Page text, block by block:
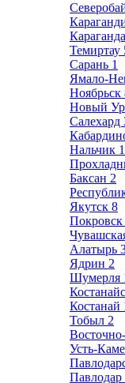
Караганда
Темиртау
Сарань 1
Ямало-
Ноябрьск
Новый
Салехард
Нальчик
Баксан 2
Якутск 8
Покровск
Алатырь
Ядрин 2
Шумерля
Костанай
Тобыл 2
Усть-
Павлодар